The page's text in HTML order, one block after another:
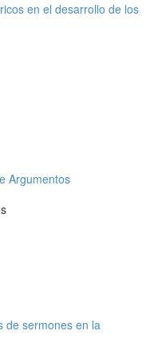
en el desarrollo de los
Argumentos
de sermones en la